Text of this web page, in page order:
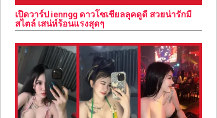
เปิดวาร์ป ienngg ดาวโซเชียลลุคดูดี สวยน่ารักมี
สไตล์ เสน่ห์ร้อนแรงสุดๆ